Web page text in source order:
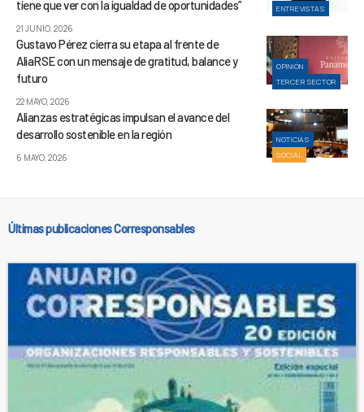
ENTREVISTAS
tiene que ver con la igualdad de oportunidades”
21 JUNIO, 2026
OPINIÓN
TERCER SECTOR
Gustavo Pérez cierra su etapa al frente de
AliaRSE con un mensaje de gratitud, balance y
futuro
22 MAYO, 2026
NOTICIAS
SOCIAL
Alianzas estratégicas impulsan el avance del
desarrollo sostenible en la región
6 MAYO, 2026
Últimas publicaciones Corresponsables